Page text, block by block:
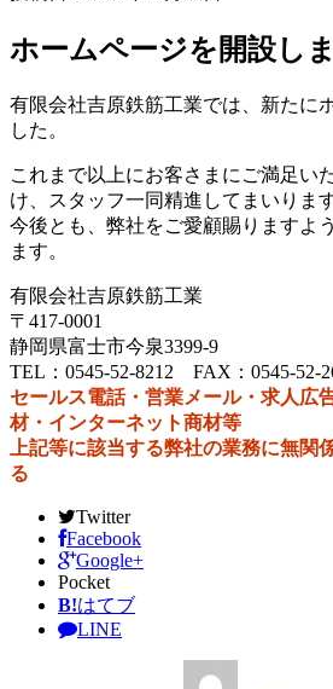
ホームページを開設しま
有限会社吉原鉄筋工業では、新たに
した。
これまで以上にお客さまにご満足い
け、スタッフ一同精進してまいります
今後とも、弊社をご愛顧賜りますよ
ます。
有限会社吉原鉄筋工業
〒417-0001
静岡県富士市今泉3399‐9
TEL：0545-52-8212 FAX：0545-52-
セールス電話・営業メール・求人広
材・インターネット商材等
上記等に該当する弊社の業務に無関
る
Twitter
Facebook
Google+
Pocket
B!はてブ
LINE